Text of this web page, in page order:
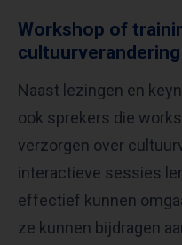
Workshop of
cultuurverandering
Naast lezingen en
ook sprekers die
verzorgen over
interactieve sessies
effectief kunnen
ze kunnen bijdragen